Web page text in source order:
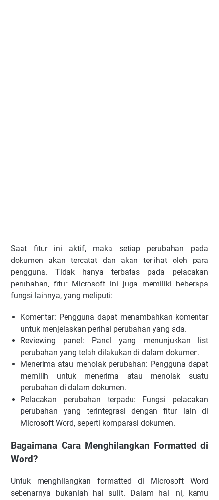
Saat fitur ini aktif, maka setiap perubahan pada
dokumen akan tercatat dan akan terlihat oleh para
pengguna. Tidak hanya terbatas pada pelacakan
perubahan, fitur Microsoft ini juga memiliki beberapa
fungsi lainnya, yang meliputi:
Komentar: Pengguna dapat menambahkan komentar
untuk menjelaskan perihal perubahan yang ada.
Reviewing panel: Panel yang menunjukkan list
perubahan yang telah dilakukan di dalam dokumen.
Menerima atau menolak perubahan: Pengguna dapat
memilih untuk menerima atau menolak suatu
perubahan di dalam dokumen.
Pelacakan perubahan terpadu: Fungsi pelacakan
perubahan yang terintegrasi dengan fitur lain di
Microsoft Word, seperti komparasi dokumen.
Bagaimana Cara Menghilangkan Formatted di
Word?
Untuk menghilangkan formatted di Microsoft Word
sebenarnya bukanlah hal sulit. Dalam hal ini, kamu